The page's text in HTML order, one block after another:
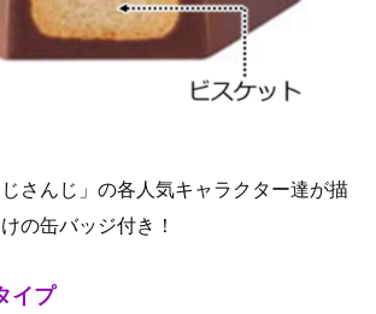
さんじ」の各人気キャラクター達が描
の缶バッジ付き！
イプ